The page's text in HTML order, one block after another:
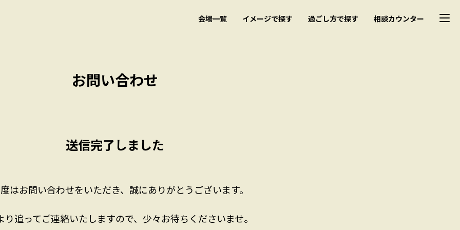
会場一覧 イメージで探す 過ごし方で探す 相談カウンター
お問い合わせ
送信完了しました
はお問い合わせをいただき、誠にありがとうございます。
り追ってご連絡いたしますので、少々お待ちくださいませ。